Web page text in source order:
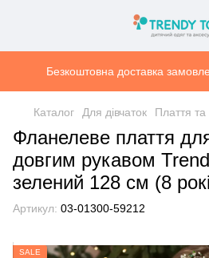
Безкоштовна доставка
Каталог Для дівчаток Плаття та
Фланелеве плаття
довгим рукавом
зелений 128 см (8
Артикул: 03-01300-59212
SALE